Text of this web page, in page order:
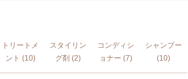
トリートメ
ント (10)
スタイリン
グ剤 (2)
コンディシ
ョナー (7)
シャンプー
(10)